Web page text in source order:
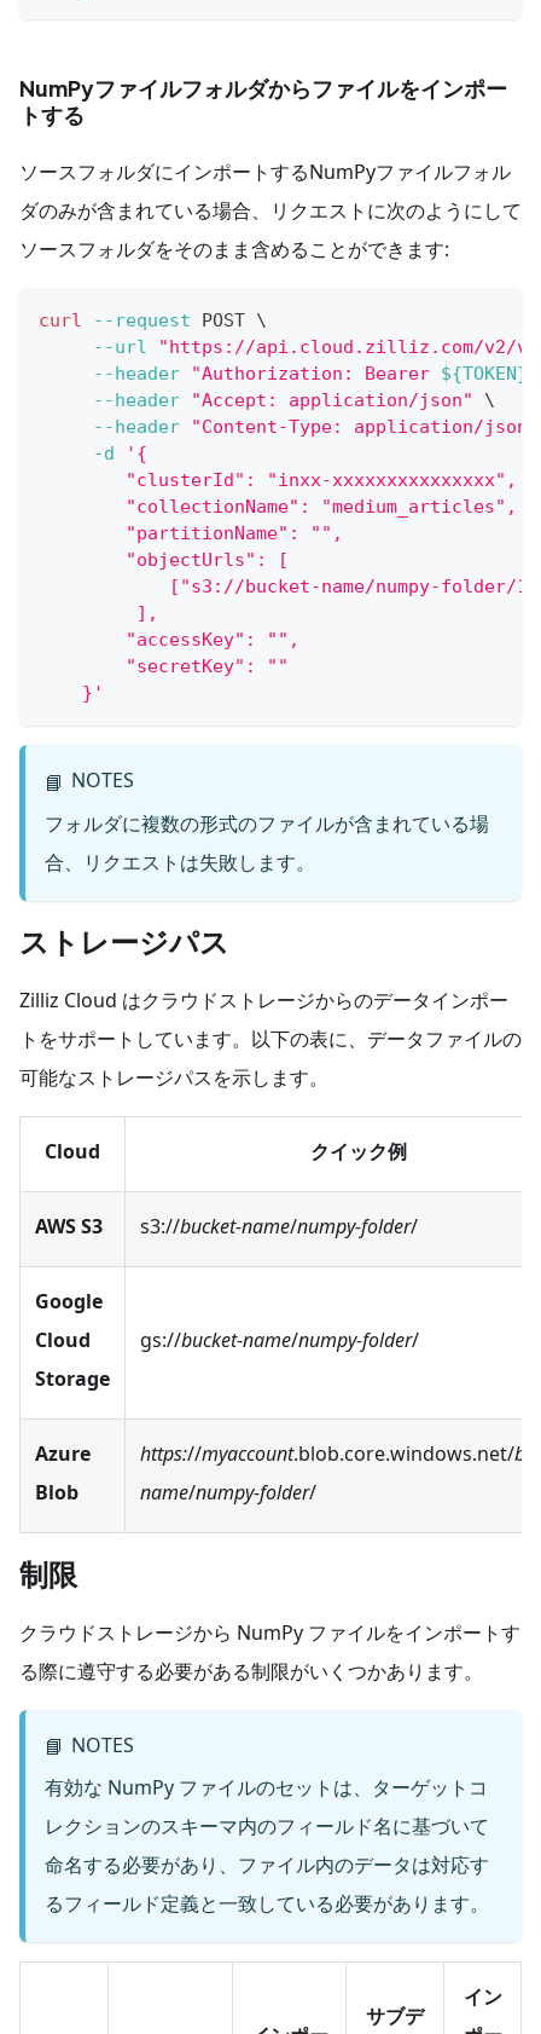
NumPyファイルフォルダからファイルをインポー
トする
ソースフォルダにインポートするNumPyファイルフォル
ダのみが含まれている場合、リクエストに次のようにして
ソースフォルダをそのまま含めることができます:
curl --request POST \
--url
"https://api.cloud.zilliz.com/v2/
--header
"Authorization: Bearer ${TOKEN}
--header
"Accept: application/json"
\
--header
"Content-Type: application/json"
-d
'{
        "clusterId": "inxx-xxxxxxxxxxxxxxx",
        "collectionName": "medium_articles",
        "partitionName": "",
        "objectUrls": [
["s3://bucket-name/numpy-folder/
         ],
        "accessKey": "",
        "secretKey": ""
    }'
📘 NOTES
フォルダに複数の形式のファイルが含まれている場
合、リクエストは失敗します。
ストレージパス
Zilliz Cloud はクラウドストレージからのデータインポー
トをサポートしています。以下の表に、データファイルの
可能なストレージパスを示します。
Cloud クイック例
AWS S3 s3://bucket-name/numpy-folder/
Google
Cloud
Storage
gs://bucket-name/numpy-folder/
Azure
Blob
https://myaccount.blob.core.windows.net/
name/numpy-folder/
制限
クラウドストレージから NumPy ファイルをインポートす
る際に遵守する必要がある制限がいくつかあります。
📘 NOTES
有効な NumPy ファイルのセットは、ターゲットコ
レクションのスキーマ内のフィールド名に基づいて
命名する必要があり、ファイル内のデータは対応す
るフィールド定義と一致している必要があります。
サブデ
イン